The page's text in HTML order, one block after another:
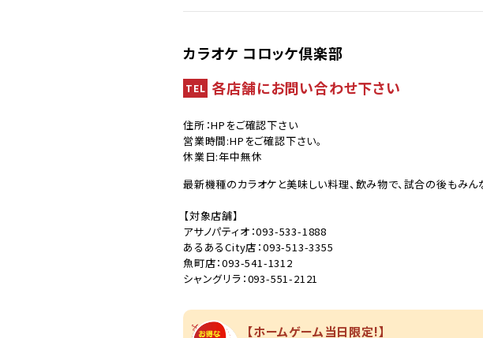
カラオケ コロッケ倶楽部
TEL 各店舗にお問い合わせ下さい
住所：HPをご確認下さい
営業時間:HPをご確認下さい。
休業日:年中無休
最新機種のカラオケと美味しい料理、飲み物で、試合の後もみん
【対象店舗】
アサノパティオ：093-533-1888
あるあるCity店：093-513-3355
魚町店：093-541-1312
シャングリラ：093-551-2121
【ホームゲーム当日限定!】